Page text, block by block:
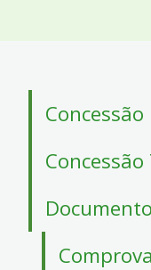
Acessibilidade